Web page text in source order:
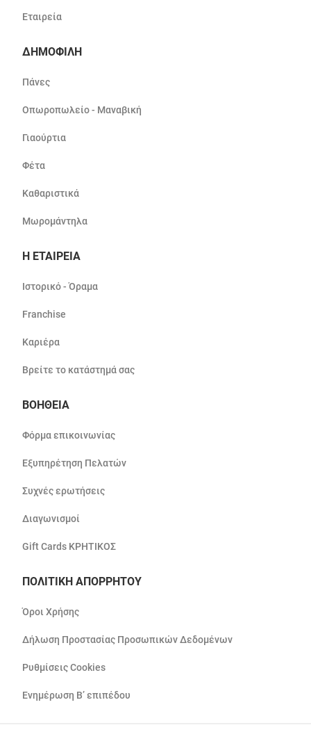
Εταιρεία
ΔΗΜΟΦΙΛΗ
Πάνες
Οπωροπωλείο - Μαναβική
Γιαούρτια
Φέτα
Καθαριστικά
Μωρομάντηλα
Η ΕΤΑΙΡΕΙΑ
Ιστορικό - Όραμα
Franchise
Καριέρα
Βρείτε το κατάστημά σας
ΒΟΗΘΕΙΑ
Φόρμα επικοινωνίας
Εξυπηρέτηση Πελατών
Συχνές ερωτήσεις
Διαγωνισμοί
Gift Cards ΚΡΗΤΙΚΟΣ
ΠΟΛΙΤΙΚΗ ΑΠΟΡΡΗΤΟΥ
Όροι Χρήσης
Δήλωση Προστασίας Προσωπικών Δεδομένων
Ρυθμίσεις Cookies
Ενημέρωση Β’ επιπέδου